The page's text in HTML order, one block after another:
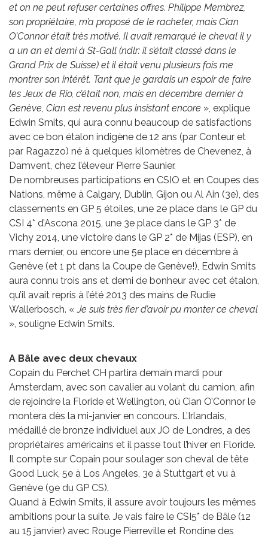
et on ne peut refuser certaines offres. Philippe Membrez,
son propriétaire, m’a proposé de le racheter, mais Cian
O’Connor était très motivé. Il avait remarqué le cheval il y
a un an et demi à St-Gall (ndlr: il s’était classé dans le
Grand Prix de Suisse) et il était venu plusieurs fois me
montrer son intérêt. Tant que je gardais un espoir de faire
les Jeux de Rio, c’était non, mais en décembre dernier à
Genève, Cian est revenu plus insistant encore », explique
Edwin Smits, qui aura connu beaucoup de satisfactions
avec ce bon étalon indigène de 12 ans (par Conteur et
par Ragazzo) né à quelques kilomètres de Chevenez, à
Damvent, chez l’éleveur Pierre Saunier.
De nombreuses participations en CSIO et en Coupes des
Nations, même à Calgary, Dublin, Gijon ou Al Ain (3e), des
classements en GP 5 étoiles, une 2e place dans le GP du
CSI 4* d’Ascona 2015, une 3e place dans le GP 3* de
Vichy 2014, une victoire dans le GP 2* de Mijas (ESP), en
mars dernier, ou encore une 5e place en décembre à
Genève (et 1 pt dans la Coupe de Genève!), Edwin Smits
aura connu trois ans et demi de bonheur avec cet étalon,
qu’il avait repris à l’été 2013 des mains de Rudie
Wallerbosch. «Je suis très fier d’avoir pu monter ce cheval
», souligne Edwin Smits.
A Bâle avec deux chevaux
Copain du Perchet CH partira demain mardi pour
Amsterdam, avec son cavalier au volant du camion, afin
de rejoindre la Floride et Wellington, où Cian O’Connor le
montera dès la mi-janvier en concours. L’Irlandais,
médaillé de bronze individuel aux JO de Londres, a des
propriétaires américains et il passe tout l’hiver en Floride.
Il compte sur Copain pour soulager son cheval de tête
Good Luck, 5e à Los Angeles, 3e à Stuttgart et vu à
Genève (9e du GP CS).
Quand à Edwin Smits, il assure avoir toujours les mêmes
ambitions pour la suite. Je vais faire le CSI5* de Bâle (12
au 15 janvier) avec Rouge Pierreville et Rondine des